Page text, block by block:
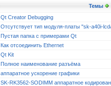
Темы
Qt Creator Debugging
Отсутствует тип модуля-платы "sk-a40i-
Пустая папка с примерами Qt
Как отсоединить Ethernet
Qt Kit
Полное наименование разъёма
аппаратное ускорение графики
SK-RK3562-SODIMM аппаратное